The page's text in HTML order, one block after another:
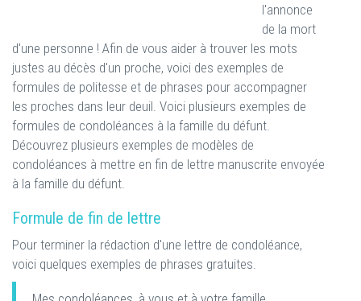
l'annonce
de la mort
d'une personne ! Afin de vous aider à trouver les mots
justes au décès d'un proche, voici des exemples de
formules de politesse et de phrases pour accompagner
les proches dans leur deuil. Voici plusieurs exemples de
formules de condoléances à la famille du défunt.
Découvrez plusieurs exemples de modèles de
condoléances à mettre en fin de lettre manuscrite envoyée
à la famille du défunt.
Formule de fin de lettre
Pour terminer la rédaction d'une lettre de condoléance,
voici quelques exemples de phrases gratuites.